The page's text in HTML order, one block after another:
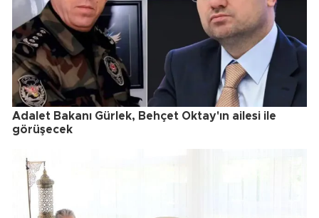
Adalet Bakanı Gürlek, Behçet Oktay'ın ailesi ile
görüşecek